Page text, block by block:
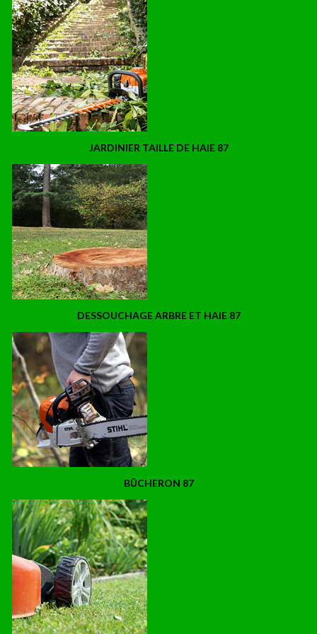
JARDINIER TAILLE DE HAIE 87
DESSOUCHAGE ARBRE ET HAIE 87
BÛCHERON 87